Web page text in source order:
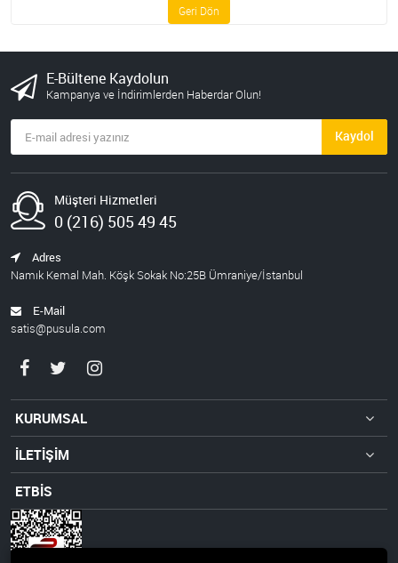
Geri Dön
E-Bültene Kaydolun
Kampanya ve İndirimlerden Haberdar Olun!
Kaydol
Müşteri Hizmetleri
0 (216) 505 49 45
Adres
Namık Kemal Mah. Köşk Sokak No:25B Ümraniye/İstanbul
E-Mail
satis@pusula.com
KURUMSAL
İLETİŞİM
ETBİS